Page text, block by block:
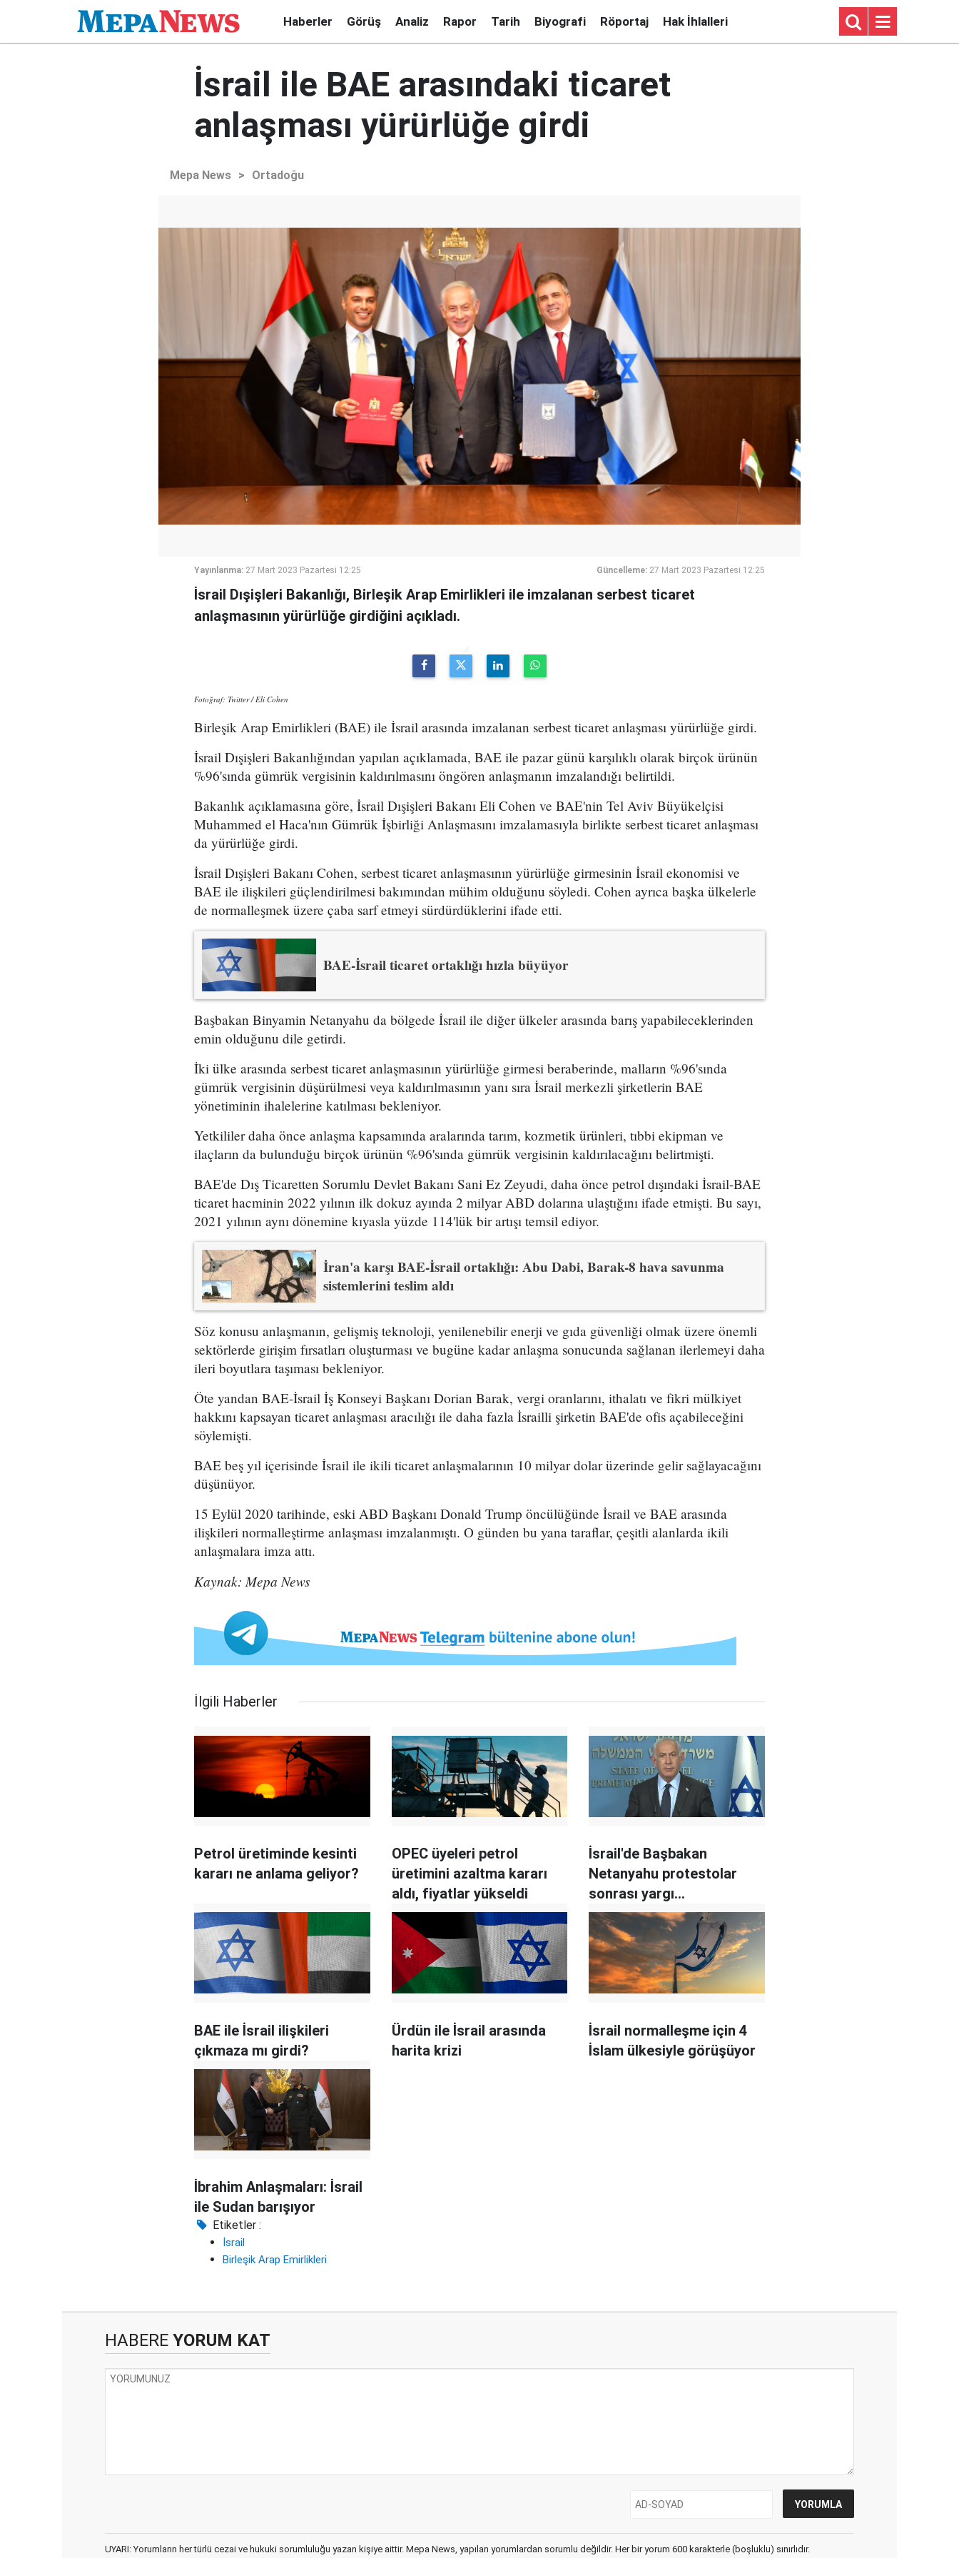
Haberler Görüş Analiz Rapor Tarih Biyografi Röportaj Hak İhlalleri
İsrail ile BAE arasındaki ticaret
anlaşması yürürlüğe girdi
Mepa News > Ortadoğu
Yayınlanma: 27 Mart 2023 Pazartesi 12:25 Güncelleme: 27 Mart 2023 Pazartesi 12:25
İsrail Dışişleri Bakanlığı, Birleşik Arap Emirlikleri ile imzalanan serbest ticaret
anlaşmasının yürürlüğe girdiğini açıkladı.
Fotoğraf: Twitter / Eli Cohen
Birleşik Arap Emirlikleri (BAE) ile İsrail arasında imzalanan serbest ticaret anlaşması yürürlüğe girdi.
İsrail Dışişleri Bakanlığından yapılan açıklamada, BAE ile pazar günü karşılıklı olarak birçok ürünün
%96'sında gümrük vergisinin kaldırılmasını öngören anlaşmanın imzalandığı belirtildi.
Bakanlık açıklamasına göre, İsrail Dışişleri Bakanı Eli Cohen ve BAE'nin Tel Aviv Büyükelçisi
Muhammed el Haca'nın Gümrük İşbirliği Anlaşmasını imzalamasıyla birlikte serbest ticaret anlaşması
da yürürlüğe girdi.
İsrail Dışişleri Bakanı Cohen, serbest ticaret anlaşmasının yürürlüğe girmesinin İsrail ekonomisi ve
BAE ile ilişkileri güçlendirilmesi bakımından mühim olduğunu söyledi. Cohen ayrıca başka ülkelerle
de normalleşmek üzere çaba sarf etmeyi sürdürdüklerini ifade etti.
BAE-İsrail ticaret ortaklığı hızla büyüyor
Başbakan Binyamin Netanyahu da bölgede İsrail ile diğer ülkeler arasında barış yapabileceklerinden
emin olduğunu dile getirdi.
İki ülke arasında serbest ticaret anlaşmasının yürürlüğe girmesi beraberinde, malların %96'sında
gümrük vergisinin düşürülmesi veya kaldırılmasının yanı sıra İsrail merkezli şirketlerin BAE
yönetiminin ihalelerine katılması bekleniyor.
Yetkililer daha önce anlaşma kapsamında aralarında tarım, kozmetik ürünleri, tıbbi ekipman ve
ilaçların da bulunduğu birçok ürünün %96'sında gümrük vergisinin kaldırılacağını belirtmişti.
BAE'de Dış Ticaretten Sorumlu Devlet Bakanı Sani Ez Zeyudi, daha önce petrol dışındaki İsrail-BAE
ticaret hacminin 2022 yılının ilk dokuz ayında 2 milyar ABD dolarına ulaştığını ifade etmişti. Bu sayı,
2021 yılının aynı dönemine kıyasla yüzde 114'lük bir artışı temsil ediyor.
İran'a karşı BAE-İsrail ortaklığı: Abu Dabi, Barak-8 hava savunma
sistemlerini teslim aldı
Söz konusu anlaşmanın, gelişmiş teknoloji, yenilenebilir enerji ve gıda güvenliği olmak üzere önemli
sektörlerde girişim fırsatları oluşturması ve bugüne kadar anlaşma sonucunda sağlanan ilerlemeyi daha
ileri boyutlara taşıması bekleniyor.
Öte yandan BAE-İsrail İş Konseyi Başkanı Dorian Barak, vergi oranlarını, ithalatı ve fikri mülkiyet
hakkını kapsayan ticaret anlaşması aracılığı ile daha fazla İsrailli şirketin BAE'de ofis açabileceğini
söylemişti.
BAE beş yıl içerisinde İsrail ile ikili ticaret anlaşmalarının 10 milyar dolar üzerinde gelir sağlayacağını
düşünüyor.
15 Eylül 2020 tarihinde, eski ABD Başkanı Donald Trump öncülüğünde İsrail ve BAE arasında
ilişkileri normalleştirme anlaşması imzalanmıştı. O günden bu yana taraflar, çeşitli alanlarda ikili
anlaşmalara imza attı.
Kaynak: Mepa News
İlgili Haberler
Petrol üretiminde kesinti
kararı ne anlama geliyor?
OPEC üyeleri petrol
üretimini azaltma kararı
aldı, fiyatlar yükseldi
İsrail'de Başbakan
Netanyahu protestolar
sonrası yargı
düzenlemesini askıya aldı
BAE ile İsrail ilişkileri
çıkmaza mı girdi?
Ürdün ile İsrail arasında
harita krizi
İsrail normalleşme için 4
İslam ülkesiyle görüşüyor
İbrahim Anlaşmaları: İsrail
ile Sudan barışıyor
Etiketler :
İsrail
Birleşik Arap Emirlikleri
HABERE YORUM KAT
UYARI: Yorumların her türlü cezai ve hukuki sorumluluğu yazan kişiye aittir. Mepa News, yapılan yorumlardan sorumlu değildir. Her bir yorum 600 karakterle (boşluklu) sınırlıdır.